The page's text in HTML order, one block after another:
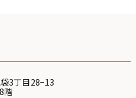
3丁目28−13
階